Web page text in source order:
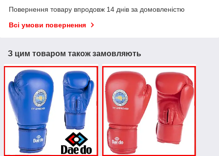
Повернення товару впродовж 14 днів за домовленістю
Всі умови повернення
З цим товаром також замовляють